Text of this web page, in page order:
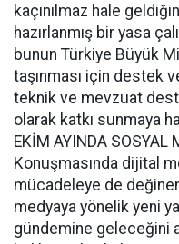
kaçınılmaz hale
hazırlanmış bir yasa
bunun Türkiye Büyük
taşınması için destek
teknik ve mevzuat
olarak katkı sunmaya
EKİM AYINDA SOSYAL
Konuşmasında dijital
mücadeleye de
medyaya yönelik yeni
gündemine geleceğini